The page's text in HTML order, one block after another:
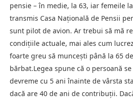
pensie – în medie, la 63, iar femeile
transmis Casa Naţională de Pensii
sunt pilot de avion. Ar trebui să mă
condiţiile actuale, mai ales cum
foarte greu să munceşti până la 65
bărbat.Legea spune că o persoană
devreme cu 5 ani înainte de vârsta
dacă are 40 de ani de contribuții.